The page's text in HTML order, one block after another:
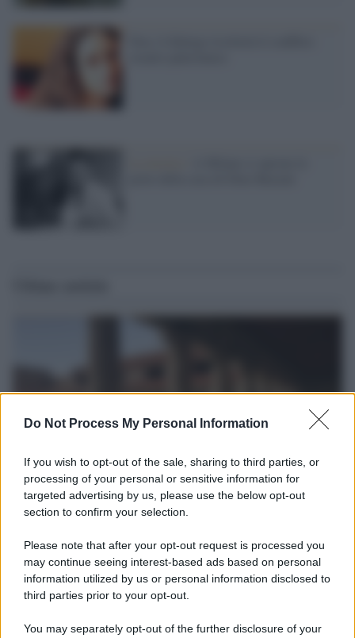
Do Not Process My Personal Information
If you wish to opt-out of the sale, sharing to third parties, or
processing of your personal or sensitive information for
targeted advertising by us, please use the below opt-out
section to confirm your selection.
Please note that after your opt-out request is processed you
may continue seeing interest-based ads based on personal
information utilized by us or personal information disclosed to
third parties prior to your opt-out.
You may separately opt-out of the further disclosure of your
Oplontis, le vittime dell’eruzione del Vesuvio
furono più numerose del previsto
Uno studio bioarcheologico sui resti rinvenuti nella Villa B
ricostruisce la dieta degli abitanti: cereali, legumi e prodotti
agricoli erano alla base dell’alimentazione, mentre le risorse